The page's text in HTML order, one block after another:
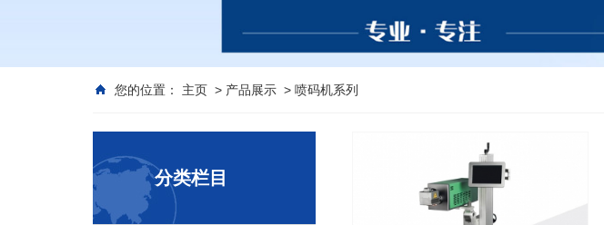
您的位置： 主页 > 产品展示 > 喷码机系列
分类栏目